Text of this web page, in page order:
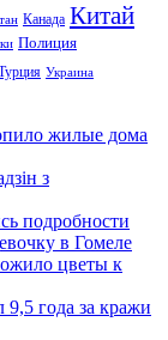
Канада Китай
Полиция
Украина
жилые дома
з
подробности
в Гомеле
цветы к
года за кражи